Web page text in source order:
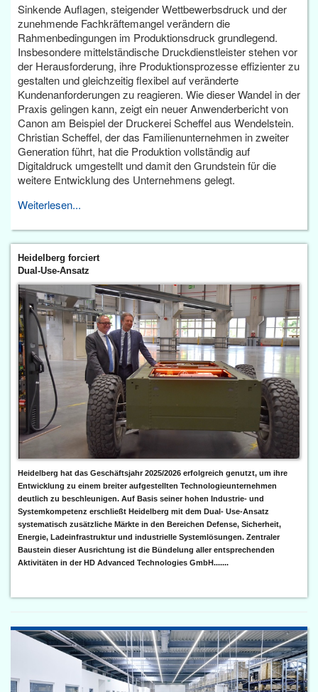
Sinkende Auflagen, steigender Wettbewerbsdruck und der
zunehmende Fachkräftemangel verändern die
Rahmenbedingungen im Produktionsdruck grundlegend.
Insbesondere mittelständische Druckdienstleister stehen vor
der Herausforderung, ihre Produktionsprozesse effizienter zu
gestalten und gleichzeitig flexibel auf veränderte
Kundenanforderungen zu reagieren. Wie dieser Wandel in der
Praxis gelingen kann, zeigt ein neuer Anwenderbericht von
Canon am Beispiel der Druckerei Scheffel aus Wendelstein.
Christian Scheffel, der das Familienunternehmen in zweiter
Generation führt, hat die Produktion vollständig auf
Digitaldruck umgestellt und damit den Grundstein für die
weitere Entwicklung des Unternehmens gelegt.
Weiterlesen...
Heidelberg forciert
Dual-Use-Ansatz
Heidelberg hat das Geschäftsjahr 2025/2026 erfolgreich genutzt, um ihre
Entwicklung zu einem breiter aufgestellten Technologieunternehmen
deutlich zu beschleunigen. Auf Basis seiner hohen Industrie- und
Systemkompetenz erschließt Heidelberg mit dem Dual- Use-Ansatz
systematisch zusätzliche Märkte in den Bereichen Defense, Sicherheit,
Energie, Ladeinfrastruktur und industrielle Systemlösungen. Zentraler
Baustein dieser Ausrichtung ist die Bündelung aller entsprechenden
Aktivitäten in der HD Advanced Technologies GmbH.......